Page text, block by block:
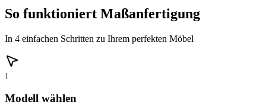
So funktioniert Maßanfertigung
In 4 einfachen Schritten zu Ihrem perfekten Möbel
1
Modell wählen